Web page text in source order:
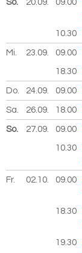
So. 20.09. 2026
09.00
10.30
Mi. 23.09. 2026
09.00
18.30
Do. 24.09. 2026
09.00
Sa. 26.09. 2026
18.00
So. 27.09. 2026
09.00
10.30
Fr. 02.10. 2026
09.00
18.30
19.30